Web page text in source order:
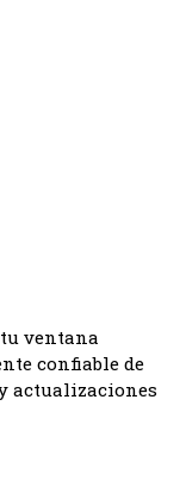
ventana
confiable de
actualizaciones